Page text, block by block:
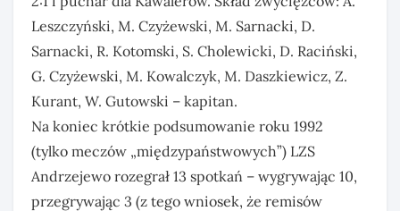
Leszczyński, M. Czyżewski, M. Sarnacki, D.
Sarnacki, R. Kotomski, S. Cholewicki, D. Raciński,
G. Czyżewski, M. Kowalczyk, M. Daszkiewicz, Z.
Kurant, W. Gutowski – kapitan.
Na koniec krótkie podsumowanie roku 1992
(tylko meczów „międzypaństwowych”) LZS
Andrzejewo rozegrał 13 spotkań – wygrywając 10,
przegrywając 3 (z tego wniosek, że remisów